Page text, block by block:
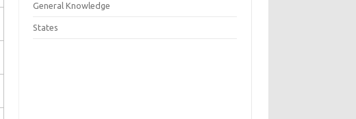
General Knowledge
States